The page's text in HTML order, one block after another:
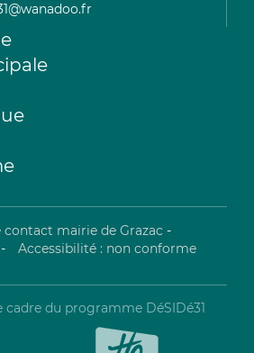
mairie de Grazac -
Accessibilité : non conforme
cadre du programme DéSIDé31